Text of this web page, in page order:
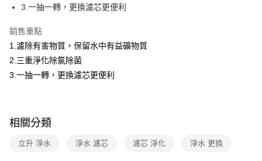
3.一抽一轉，更換濾芯更便利
銷售重點
1.濾除有害物質，保留水中有益礦物質
2.三重淨化除氯除菌
3.一抽一轉，更換濾芯更便利
相關分類
立升 淨水 淨水 濾芯 濾芯 淨化 淨水 更換